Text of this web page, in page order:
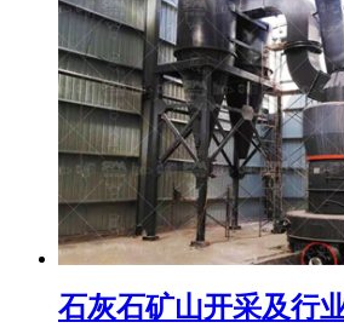
石灰石矿山开采及行